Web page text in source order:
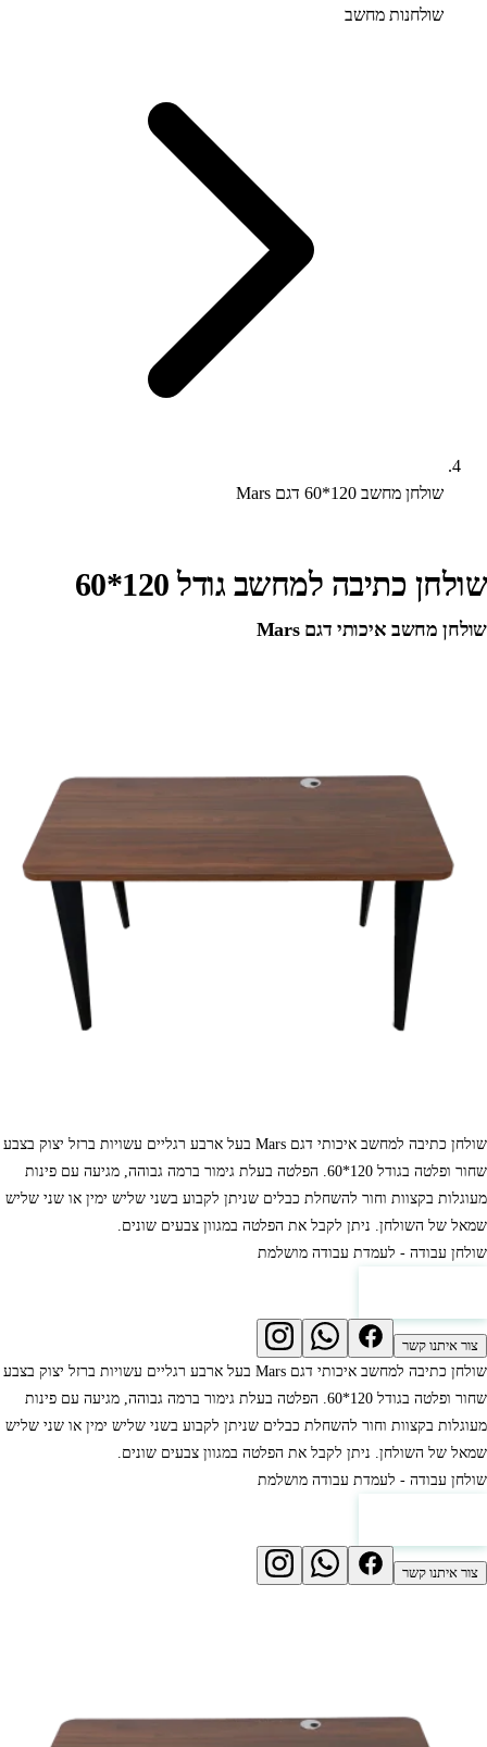
שולחנות מחשב
שולחן מחשב 120*60 דגם Mars
שולחן כתיבה למחשב גודל 120*60
שולחן מחשב איכותי דגם Mars
שולחן כתיבה למחשב איכותי דגם Mars בעל ארבע רגליים עשויות ברזל יצוק בצבע
שחור ופלטה בגודל 120*60. הפלטה בעלת גימור ברמה גבוהה, מגיעה עם פינות
מעוגלות בקצוות וחור להשחלת כבלים שניתן לקבוע בשני שליש ימין או שני שליש
שמאל של השולחן. ניתן לקבל את הפלטה במגוון צבעים שונים.
שולחן עבודה - לעמדת עבודה מושלמת
צור איתנו קשר
שולחן כתיבה למחשב איכותי דגם Mars בעל ארבע רגליים עשויות ברזל יצוק בצבע
שחור ופלטה בגודל 120*60. הפלטה בעלת גימור ברמה גבוהה, מגיעה עם פינות
מעוגלות בקצוות וחור להשחלת כבלים שניתן לקבוע בשני שליש ימין או שני שליש
שמאל של השולחן. ניתן לקבל את הפלטה במגוון צבעים שונים.
שולחן עבודה - לעמדת עבודה מושלמת
צור איתנו קשר